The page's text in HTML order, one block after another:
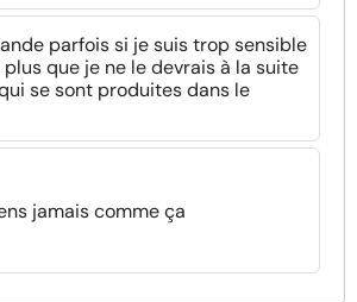
parfois si je suis trop sensible
que je ne le devrais à la suite
se sont produites dans le
jamais comme ça